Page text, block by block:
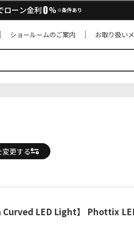
ローン金利0% ※条件あり
ショールームのご案内 お取り扱い
変更する
Curved LED Light】 Phottix